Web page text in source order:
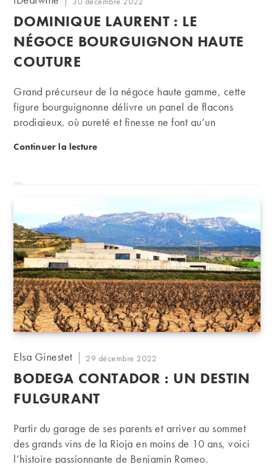
la
publication :
publiée :
DOMINIQUE LAURENT : LE
NÉGOCE BOURGUIGNON HAUTE
COUTURE
Grand précurseur de la négoce haute gamme, cette
figure bourguignonne délivre un panel de flacons
prodigieux, où pureté et finesse ne font qu’un
Continuer la lectureDominique Laurent : le négoce bourguignon haute
Auteur/autrice
la
publication :
Elsa Ginestet
Publication
publiée :
29 décembre 2022
BODEGA CONTADOR : UN DESTIN
FULGURANT
Partir du garage de ses parents et arriver au sommet
des grands vins de la Rioja en moins de 10 ans, voici
l’histoire passionnante de Benjamin Romeo.